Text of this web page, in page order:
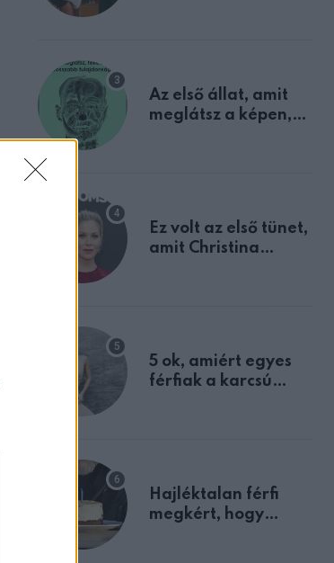
Az első állat, amit
meglátsz a képen,
Ez volt az első tünet,
amit Christina
5 ok, amiért egyes
férfiak a karcsú
Hajléktalan férfi
megkért, hogy